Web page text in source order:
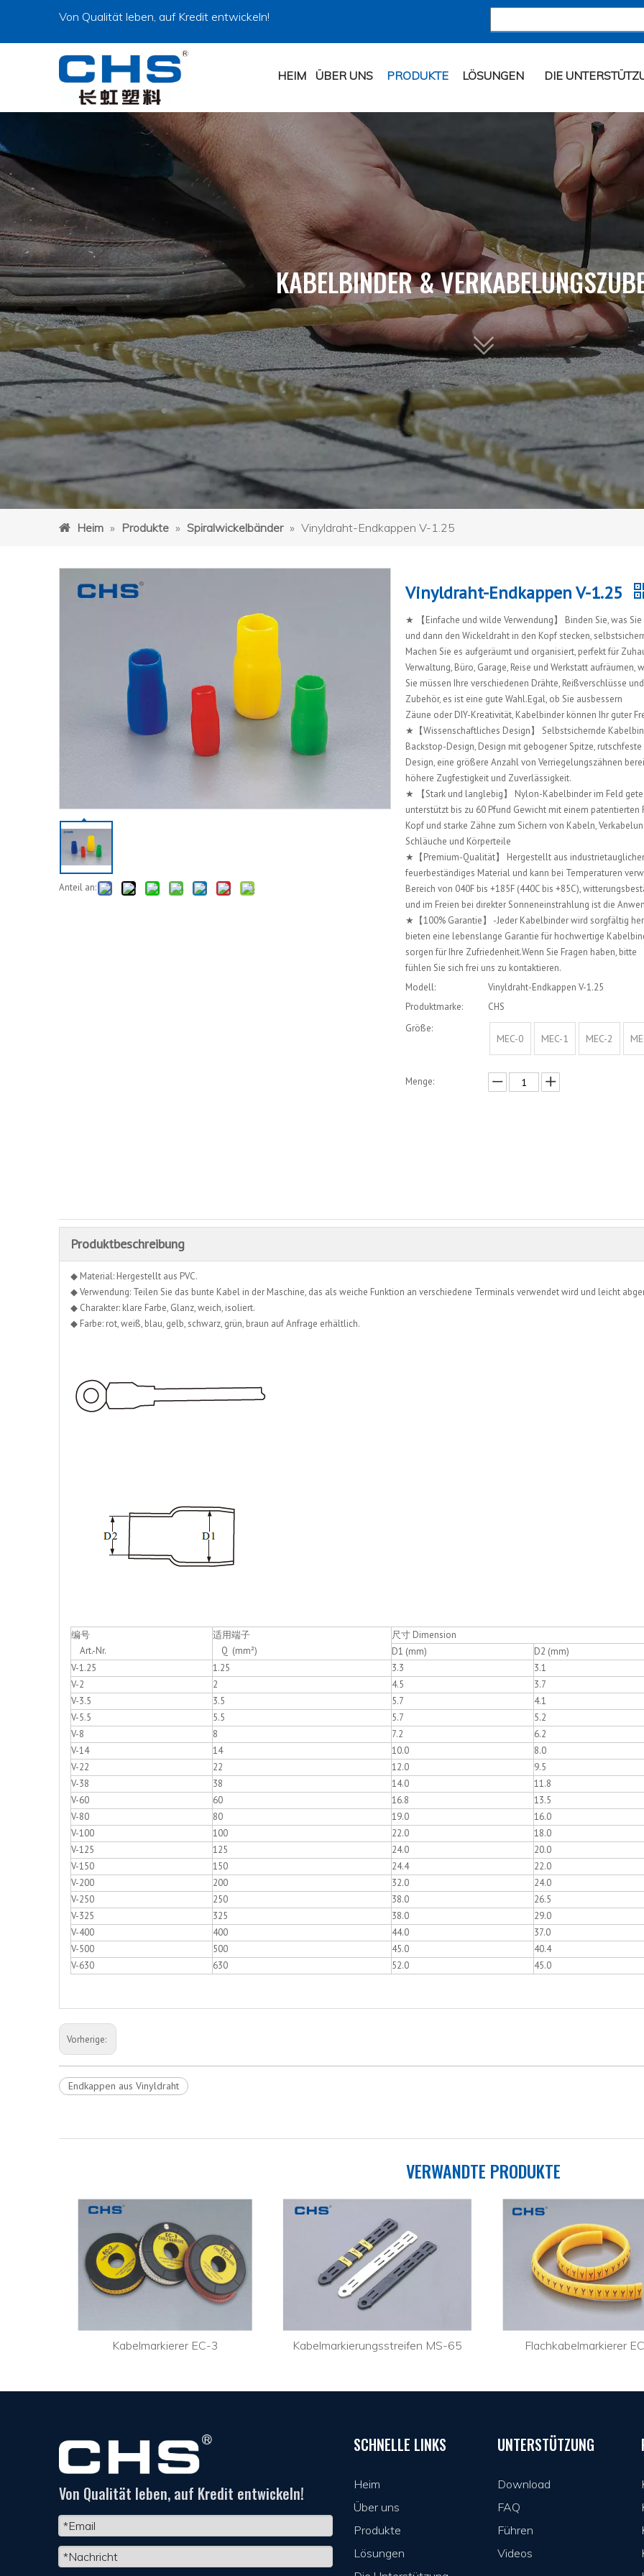
Von Qualität leben, auf Kredit entwickeln!
HEIM ÜBER UNS PRODUKTE LÖSUNGEN DIE
KABELBINDER &
Heim » Produkte » Spiralwickelbänder » Vinyldraht-Endkappen V-1.25
Anteil an:
Vinyldraht-Endkappen V-1.25
★ 【Einfache und wilde Verwendung】 Binden Sie, was
und dann den Wickeldraht in den Kopf stecken,
Machen Sie es aufgeräumt und organisiert, perfekt für
Verwaltung, Büro, Garage, Reise und Werkstatt aufräumen,
Sie müssen Ihre verschiedenen Drähte, Reißverschlüsse
Zubehör, es ist eine gute Wahl.Egal, ob Sie ausbessern
Zäune oder DIY-Kreativität, Kabelbinder können Ihr guter
★【Wissenschaftliches Design】 Selbstsichernde
Backstop-Design, Design mit gebogener Spitze, rutschfeste
Design, eine größere Anzahl von Verriegelungszähnen
höhere Zugfestigkeit und Zuverlässigkeit.
★ 【Stark und langlebig】 Nylon-Kabelbinder im Feld
unterstützt bis zu 60 Pfund Gewicht mit einem patentierten
Kopf und starke Zähne zum Sichern von Kabeln,
Schläuche und Körperteile
★【Premium-Qualität】 Hergestellt aus
feuerbeständiges Material und kann bei Temperaturen
Bereich von 040F bis +185F (440C bis +85C),
und im Freien bei direkter Sonneneinstrahlung ist die
★【100% Garantie】 -Jeder Kabelbinder wird sorgfältig
bieten eine lebenslange Garantie für hochwertige
sorgen für Ihre Zufriedenheit.Wenn Sie Fragen haben, bitte
fühlen Sie sich frei uns zu kontaktieren.
Modell:
Vinyldraht-Endkappen V-1.25
Produktmarke:
CHS
Größe:
MEC-0 MEC-1 MEC-2
Menge:
Produktbeschreibung
◆ Material: Hergestellt aus PVC.
◆ Verwendung: Teilen Sie das bunte Kabel in der Maschine, das als weiche Funktion an verschiedene Terminals verwendet wird und leicht
◆ Charakter: klare Farbe, Glanz, weich, isoliert.
◆ Farbe: rot, weiß, blau, gelb, schwarz, grün, braun auf Anfrage erhältlich.
编号
Art.-Nr.
适用端子
Q (mm²)
尺寸 Dimension
D1 (mm)
D2 (mm)
V-1.25
1.25 3.3
3.1
V-2
2 4.5
3.7
V-3.5
3.5 5.7
4.1
V-5.5
5.5 5.7
5.2
V-8
8 7.2
6.2
V-14
14 10.0
8.0
V-22
22 12.0
9.5
V-38
38 14.0
11.8
V-60
60 16.8
13.5
V-80
80 19.0
16.0
V-100
100 22.0
18.0
V-125
125 24.0
20.0
V-150
150 24.4
22.0
V-200
200 32.0
24.0
V-250
250 38.0
26.5
V-325
325 38.0
29.0
V-400
400 44.0
37.0
V-500
500 45.0
40.4
V-630
630 52.0 45.0
Vorherige:
Endkappen aus Vinyldraht
VERWANDTE PRODUKTE
Kabelmarkierer EC-3 Kabelmarkierungsstreifen MS-65 Flachkabelmarkierer
Von Qualität leben, auf Kredit entwickeln!
SCHNELLE LINKS
Heim
Über uns
Produkte
Lösungen
UNTERSTÜTZUNG
Download
FAQ
Führen
Videos